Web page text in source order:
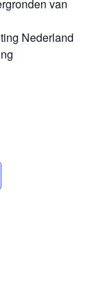
van
Nederland